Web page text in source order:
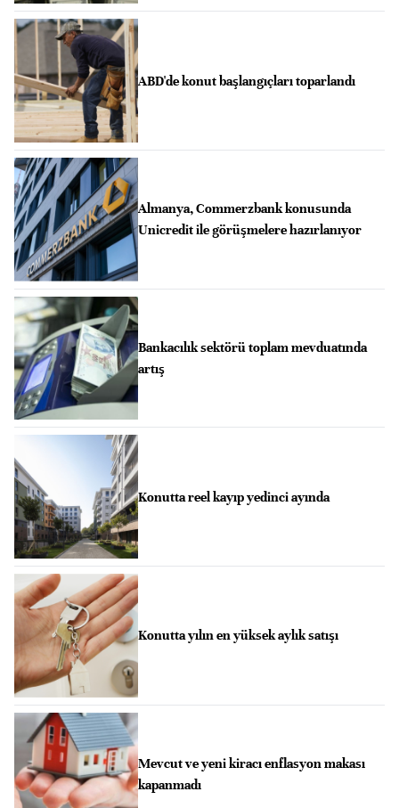
ABD'de konut başlangıçları toparlandı
Almanya, Commerzbank konusunda
Unicredit ile görüşmelere hazırlanıyor
Bankacılık sektörü toplam mevduatında
artış
Konutta reel kayıp yedinci ayında
Konutta yılın en yüksek aylık satışı
Mevcut ve yeni kiracı enflasyon makası
kapanmadı